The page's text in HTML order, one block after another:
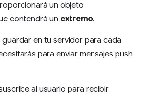
un objeto
contendrá un extremo.
en tu servidor para cada
para enviar mensajes push
al usuario para recibir